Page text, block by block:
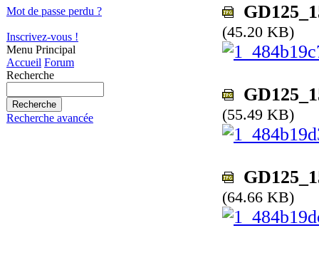
Mot de passe perdu ?
Inscrivez-vous !
Menu Principal
Accueil Forum
Recherche
Recherche avancée
(45.20 KB)
(55.49 KB)
(64.66 KB)